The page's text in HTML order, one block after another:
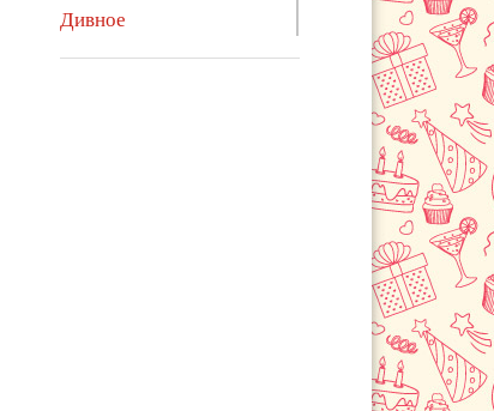
Дивное
Ессентуки